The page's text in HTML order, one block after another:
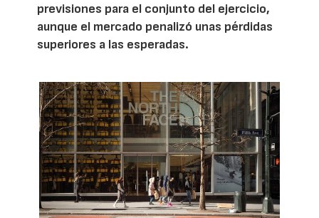
previsiones para el conjunto del ejercicio,
aunque el mercado penalizó unas pérdidas
superiores a las esperadas.